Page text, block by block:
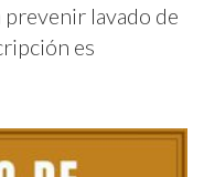
lavado de
es